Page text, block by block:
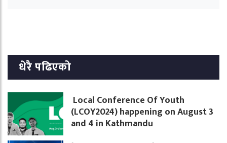
धेरै पढिएको
Local Conference Of Youth
(LCOY2024) happening on August 3
and 4 in Kathmandu